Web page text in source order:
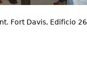
Davis, Edificio 26